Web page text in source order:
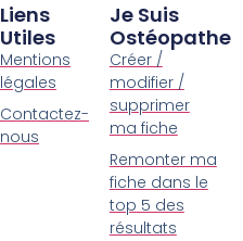
Je Suis
Ostéopathe
Créer /
modifier /
supprimer
ma fiche
Remonter ma
fiche dans le
top 5 des
résultats
Liens
Utiles
Mentions
légales
Contactez-
nous